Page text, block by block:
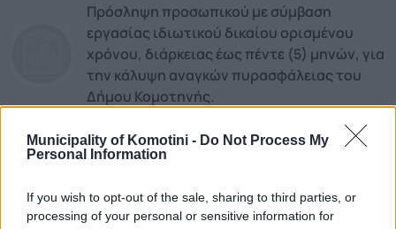
Municipality of Komotini - Do Not Process My
Personal Information
If you wish to opt-out of the sale, sharing to third parties, or
processing of your personal or sensitive information for
Πρόσληψη προσωπικού με σύμβαση
εργασίας ιδιωτικού δικαίου ορισμένου
χρόνου, διάρκειας έως πέντε (5) μηνών, για
την κάλυψη αναγκών πυρασφάλειας του
Δήμου Κομοτηνής.
07/05/26
12/2026 ΕΚΤΑΚΤΗ ΣΥΝΕΔΡΙΑΣΗ ΤΟΥ